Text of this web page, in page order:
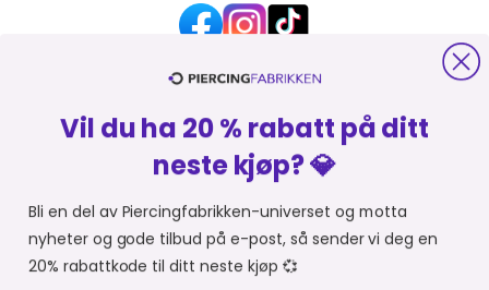
HJELP OG KONTAKT
OM PIERCINGFABRIKKEN
MER FRA PIERCINGFABRIKKEN
Vil du ha 20 % rabatt på ditt
neste kjøp? 💎
Bli en del av Piercingfabrikken-universet og motta
nyheter og gode tilbud på e-post, så sender vi deg en
20% rabattkode til ditt neste kjøp 💞